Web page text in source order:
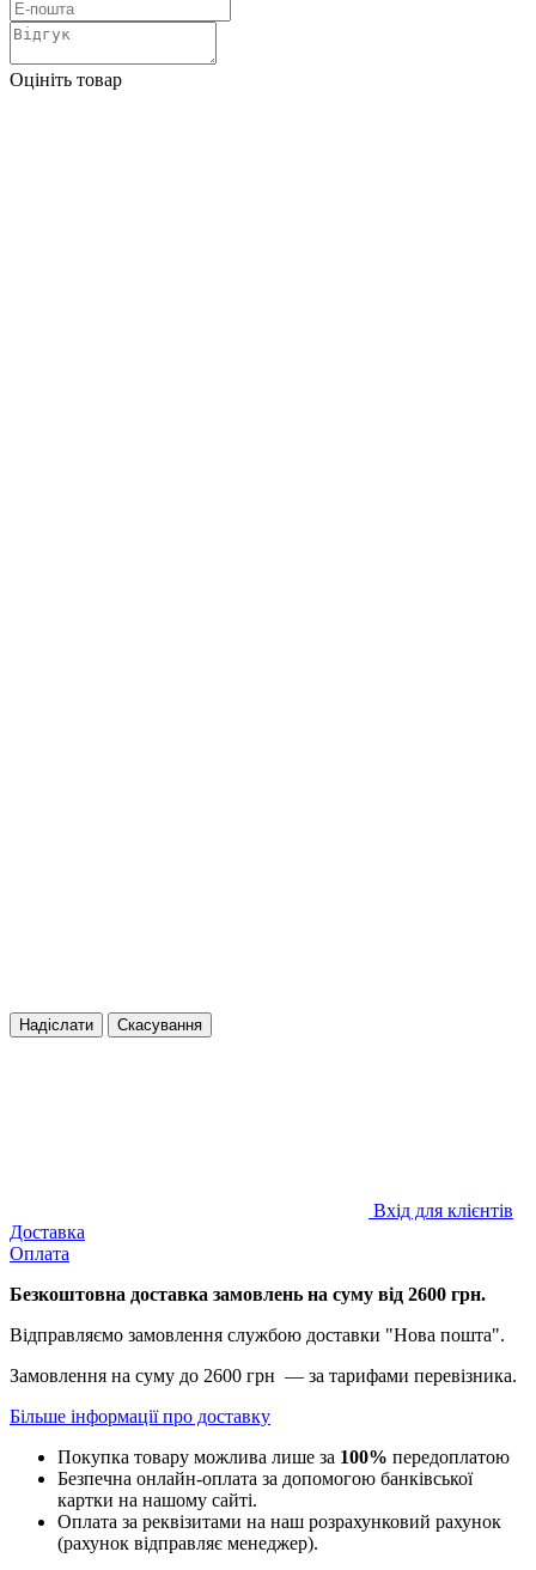
Оцініть товар
Надіслати Скасування
Вхід для клієнтів
Доставка
Оплата
Безкоштовна доставка замовлень на суму від 2600 грн.
Відправляємо замовлення службою доставки "Нова пошта".
Замовлення на суму до 2600 грн — за тарифами перевізника.
Більше інформації про доставку
Покупка товару можлива лише за 100% передоплатою
Безпечна онлайн-оплата за допомогою банківської
картки на нашому сайті.
Оплата за реквізитами на наш розрахунковий рахунок
(рахунок відправляє менеджер).